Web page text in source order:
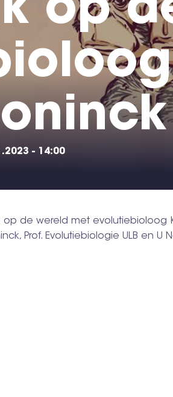
op
- 14:00
op de wereld met evolutiebioloog
Prof. Evolutiebiologie ULB en U